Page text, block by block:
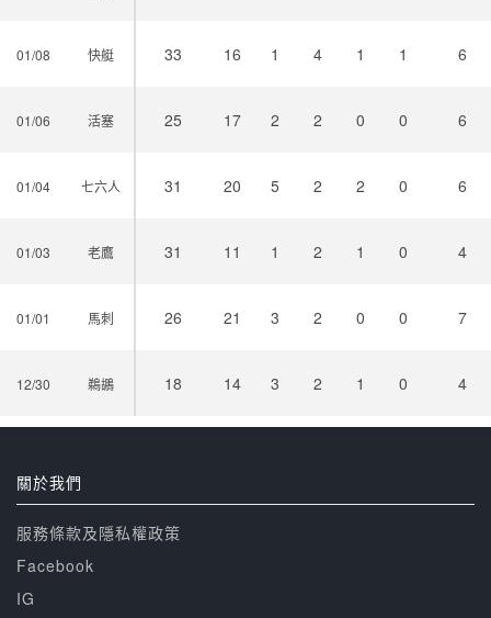
01/08 快艇
01/06 活塞
01/04 七六人
01/03 老鷹
01/01 馬刺
12/30 鵜鶘
33 16 1 4 1 1 6
25 17 2 2 0 0 6
31 20 5 2 2 0 6
31 11 1 2 1 0 4
26 21 3 2 0 0 7
18 14 3 2 1 0 4
關於我們
服務條款及隱私權政策
Facebook
IG